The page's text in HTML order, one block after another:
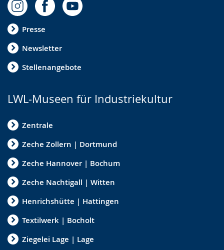
Presse
Newsletter
Stellenangebote
LWL-Museen für Industriekultur
Zentrale
Zeche Zollern | Dortmund
Zeche Hannover | Bochum
Zeche Nachtigall | Witten
Henrichshütte | Hattingen
Textilwerk | Bocholt
Ziegelei Lage | Lage